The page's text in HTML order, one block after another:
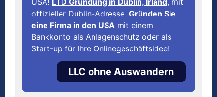
offizieller Dublin-Adresse. Gründen Sie
eine Firma in den USA mit einem
Bankkonto als Anlagenschutz oder als
Start-up für Ihre Onlinegeschäftsidee!
LLC ohne Auswandern